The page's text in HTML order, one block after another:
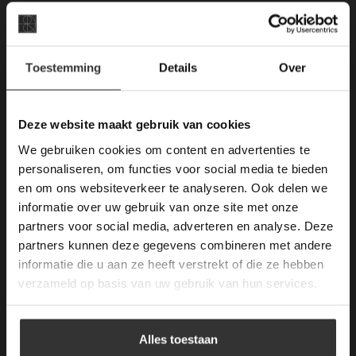
Toestemming Details Over
Deze website maakt gebruik van cookies
We gebruiken cookies om content en advertenties te
personaliseren, om functies voor social media te bieden
en om ons websiteverkeer te analyseren. Ook delen we
informatie over uw gebruik van onze site met onze
partners voor social media, adverteren en analyse. Deze
partners kunnen deze gegevens combineren met andere
informatie die u aan ze heeft verstrekt of die ze hebben
verzameld op basis van uw gebruik van hun services.
Alles toestaan
E-mail: info@vdh-vd.nl
Openingstijden Breda:
Ma. t/m Zat: 8:30 tot 17:00
Zondag gesloten.
Algemene voorwaarden
Mail ons
KVK: 59667419
Openstaande Vacatures
Kom werken bij van den Heuvel & van Duuren.
Deze website maakt
gebruik van cookies.
This Cookie Banner was deleted and is no
longer working. Please contact the website
administrator.
Deze website gebruikt cookies om de
gebruikerservaring te verbeteren. Door
gebruik te maken van onze website geeft u
toestemming voor alle cookies in
overeenstemming met ons cookiebeleid.Lees
verder
ALLES ACCEPTEREN
ALLES AFWIJZEN